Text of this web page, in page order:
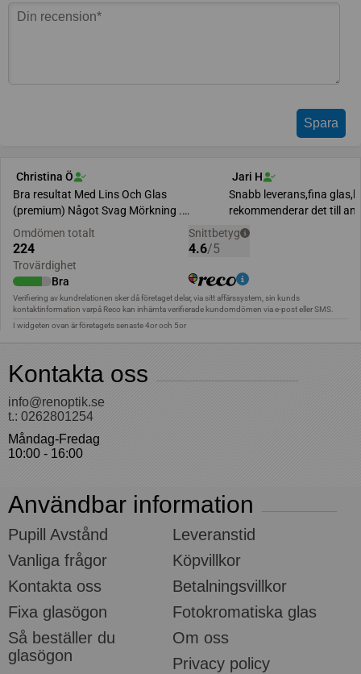
Kontakta oss
info@renoptik.se
t.: 0262801254
Måndag-Fredag
10:00 - 16:00
Användbar information
Pupill Avstånd
Leveranstid
Vanliga frågor
Köpvillkor
Kontakta oss
Betalningsvillkor
Fixa glasögon
Fotokromatiska glas
Så beställer du
glasögon
Om oss
Privacy policy